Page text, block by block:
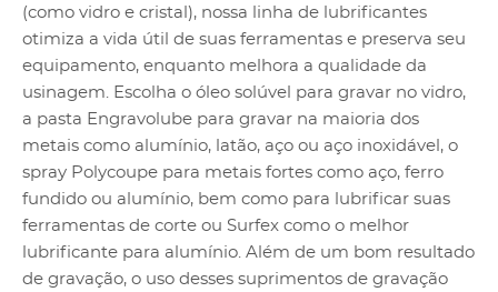
(como vidro e cristal), nossa linha de lubrificantes
otimiza a vida útil de suas ferramentas e preserva seu
equipamento, enquanto melhora a qualidade da
usinagem. Escolha o óleo solúvel para gravar no vidro,
a pasta Engravolube para gravar na maioria dos
metais como alumínio, latão, aço ou aço inoxidável, o
spray Polycoupe para metais fortes como aço, ferro
fundido ou alumínio, bem como para lubrificar suas
ferramentas de corte ou Surfex como o melhor
lubrificante para alumínio. Além de um bom resultado
de gravação, o uso desses suprimentos de gravação